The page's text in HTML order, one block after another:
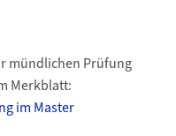
mündlichen Prüfung
Merkblatt:
im Master